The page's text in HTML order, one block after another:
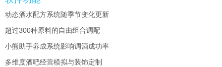
动态酒水配方系统随季节变化更新
超过300种原料的自由组合调配
小熊助手养成系统影响调酒成功率
多维度酒吧经营模拟与装饰定制